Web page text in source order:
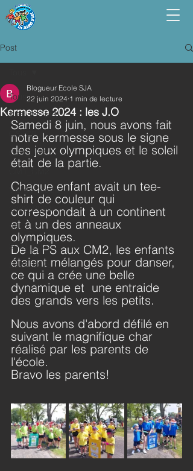
Post
Tous
PPS_PS_MS
GS_CP
CE1_CE2
CM1_CM2
Vie de l'école
2023_2024
2022_2023
2021_2022
2024_2025
Kermesse 2024 : les J.O
Blogueur Ecole SJA
22 juin 2024 1 min de lecture
Samedi 8 juin, nous avons fait
notre kermesse sous le signe
des jeux olympiques et le soleil
était de la partie.
Chaque enfant avait un tee-
shirt de couleur qui
correspondait à un continent
et à un des anneaux
olympiques.
De la PS aux CM2, les enfants
étaient mélangés pour danser,
ce qui a crée une belle
dynamique et  une entraide
des grands vers les petits.
Nous avons d'abord défilé en
suivant le magnifique char
réalisé par les parents de
l'école.
Bravo les parents!